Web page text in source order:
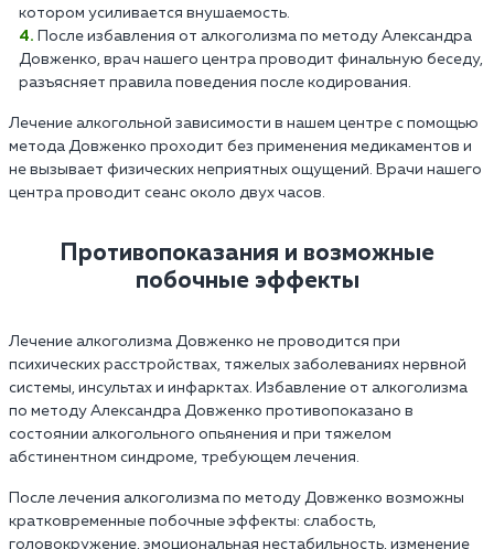
котором усиливается внушаемость.
После избавления от алкоголизма по методу Александра
Довженко, врач нашего центра проводит финальную беседу,
разъясняет правила поведения после кодирования.
Лечение алкогольной зависимости в нашем центре с помощью
метода Довженко проходит без применения медикаментов и
не вызывает физических неприятных ощущений. Врачи нашего
центра проводит сеанс около двух часов.
Противопоказания и возможные
побочные эффекты
Лечение алкоголизма Довженко не проводится при
психических расстройствах, тяжелых заболеваниях нервной
системы, инсультах и инфарктах. Избавление от алкоголизма
по методу Александра Довженко противопоказано в
состоянии алкогольного опьянения и при тяжелом
абстинентном синдроме, требующем лечения.
После лечения алкоголизма по методу Довженко возможны
кратковременные побочные эффекты: слабость,
головокружение, эмоциональная нестабильность, изменение